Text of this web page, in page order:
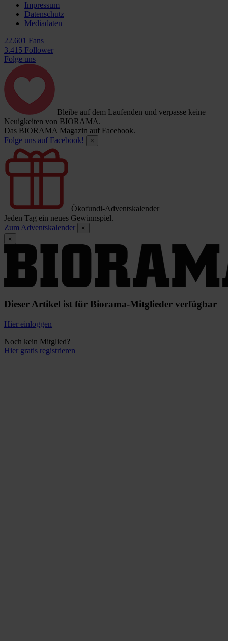
Impressum
Datenschutz
Mediadaten
22.601 Fans
3.415 Follower
Folge uns
Bleibe auf dem Laufenden und verpasse keine
Neuigkeiten von BIORAMA.
Das BIORAMA Magazin auf Facebook.
Folge uns auf Facebook!
×
Ökofundi-Adventskalender
Jeden Tag ein neues Gewinnspiel.
Zum Adventskalender
×
×
Dieser Artikel ist für Biorama-Mitglieder verfügbar
Hier einloggen
Noch kein Mitglied?
Hier gratis registrieren